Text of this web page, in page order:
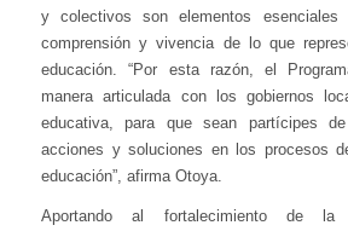
y colectivos son elementos esenciales
comprensión y vivencia de lo que
educación. “Por esta razón, el
manera articulada con los gobiernos
educativa, para que sean partícipes
acciones y soluciones en los procesos
educación”, afirma Otoya.
Aportando al fortalecimiento de la